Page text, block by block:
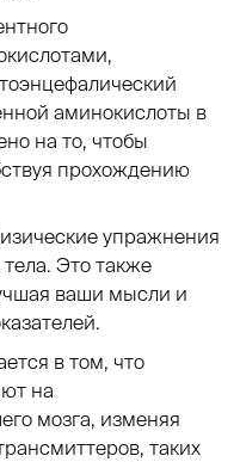
аминокислоты в
на то, чтобы
прохождению
упражнения
Это также
ваши мысли и
в том, что
на
мозга, изменяя
таких